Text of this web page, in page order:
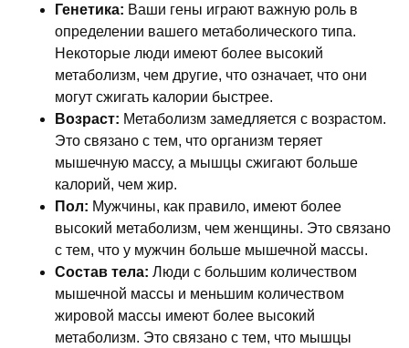
Генетика: Ваши гены играют важную роль в
определении вашего метаболического типа.
Некоторые люди имеют более высокий
метаболизм, чем другие, что означает, что они
могут сжигать калории быстрее.
Возраст: Метаболизм замедляется с возрастом.
Это связано с тем, что организм теряет
мышечную массу, а мышцы сжигают больше
калорий, чем жир.
Пол: Мужчины, как правило, имеют более
высокий метаболизм, чем женщины. Это связано
с тем, что у мужчин больше мышечной массы.
Состав тела: Люди с большим количеством
мышечной массы и меньшим количеством
жировой массы имеют более высокий
метаболизм. Это связано с тем, что мышцы